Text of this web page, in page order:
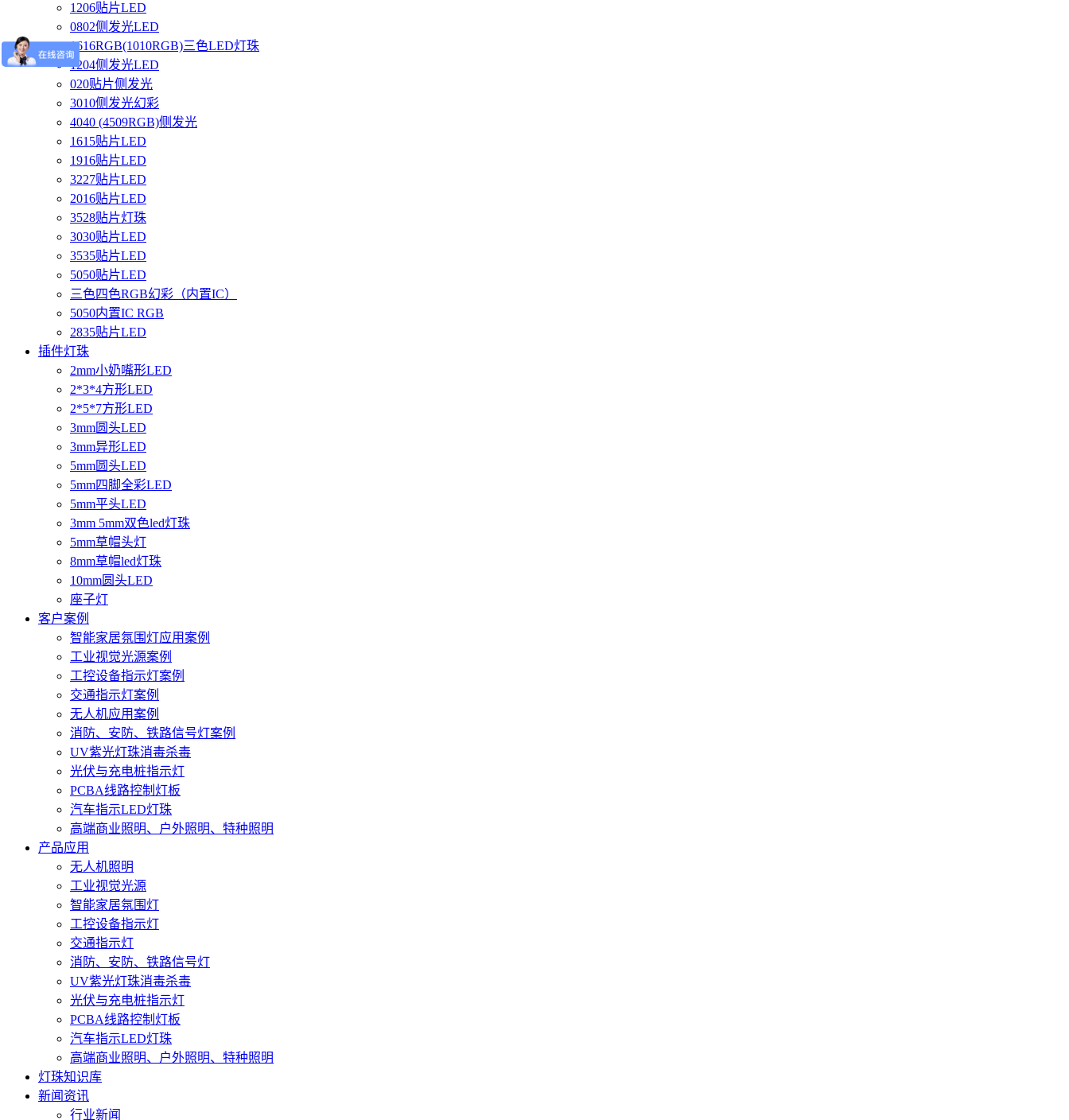
1206贴片LED
0802侧发光LED
1616RGB(1010RGB)三色LED灯珠
1204侧发光LED
020贴片侧发光
3010侧发光幻彩
4040 (4509RGB)侧发光
1615贴片LED
1916贴片LED
3227贴片LED
2016贴片LED
3528贴片灯珠
3030贴片LED
3535贴片LED
5050贴片LED
三色四色RGB幻彩（内置IC）
5050内置IC RGB
2835贴片LED
插件灯珠
2mm小奶嘴形LED
2*3*4方形LED
2*5*7方形LED
3mm圆头LED
3mm异形LED
5mm圆头LED
5mm四脚全彩LED
5mm平头LED
3mm 5mm双色led灯珠
5mm草帽头灯
8mm草帽led灯珠
10mm圆头LED
座子灯
客户案例
智能家居氛围灯应用案例
工业视觉光源案例
工控设备指示灯案例
交通指示灯案例
无人机应用案例
消防、安防、铁路信号灯案例
UV紫光灯珠消毒杀毒
光伏与充电桩指示灯
PCBA线路控制灯板
汽车指示LED灯珠
高端商业照明、户外照明、特种照明
产品应用
无人机照明
工业视觉光源
智能家居氛围灯
工控设备指示灯
交通指示灯
消防、安防、铁路信号灯
UV紫光灯珠消毒杀毒
光伏与充电桩指示灯
PCBA线路控制灯板
汽车指示LED灯珠
高端商业照明、户外照明、特种照明
灯珠知识库
新闻资讯
行业新闻